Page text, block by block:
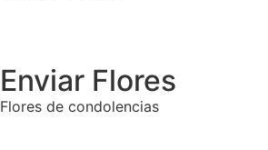
Enviar Flores
Flores de condolencias